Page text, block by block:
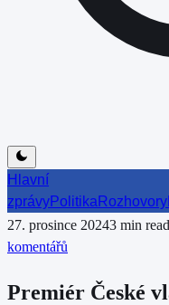
Hlavní
zprávyPolitika Rozhovory
27. prosince 20243 min read
komentářů
Premiér České